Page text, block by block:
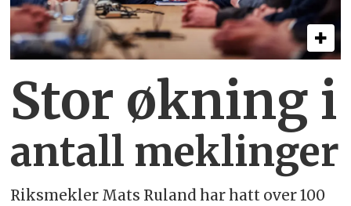
Stor økning i
antall meklinger
Riksmekler Mats Ruland har hatt over 100